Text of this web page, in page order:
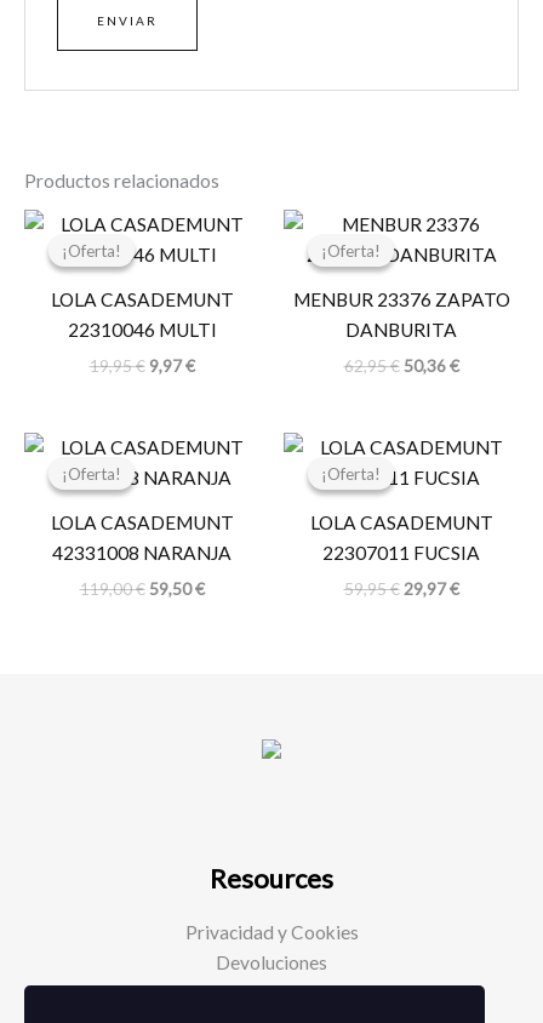
Productos relacionados
¡Oferta!
¡Oferta!
LOLA CASADEMUNT
22310046 MULTI
19,95€
El
original
19,95 €.
9,97€
El
actual
9,97 €.
¡Oferta!
¡Oferta!
MENBUR 23376 ZAPATO
DANBURITA
62,95€
El
original
62,95 €.
50,36€
El
actual
50,36 €.
¡Oferta!
¡Oferta!
LOLA CASADEMUNT
42331008 NARANJA
119,00€
El
original
119,00 €.
59,50€
El
actual
59,50 €.
¡Oferta!
¡Oferta!
LOLA CASADEMUNT
22307011 FUCSIA
59,95€
El
original
59,95 €.
29,97€
El
actual
29,97 €.
Resources
Privacidad y Cookies
Devoluciones